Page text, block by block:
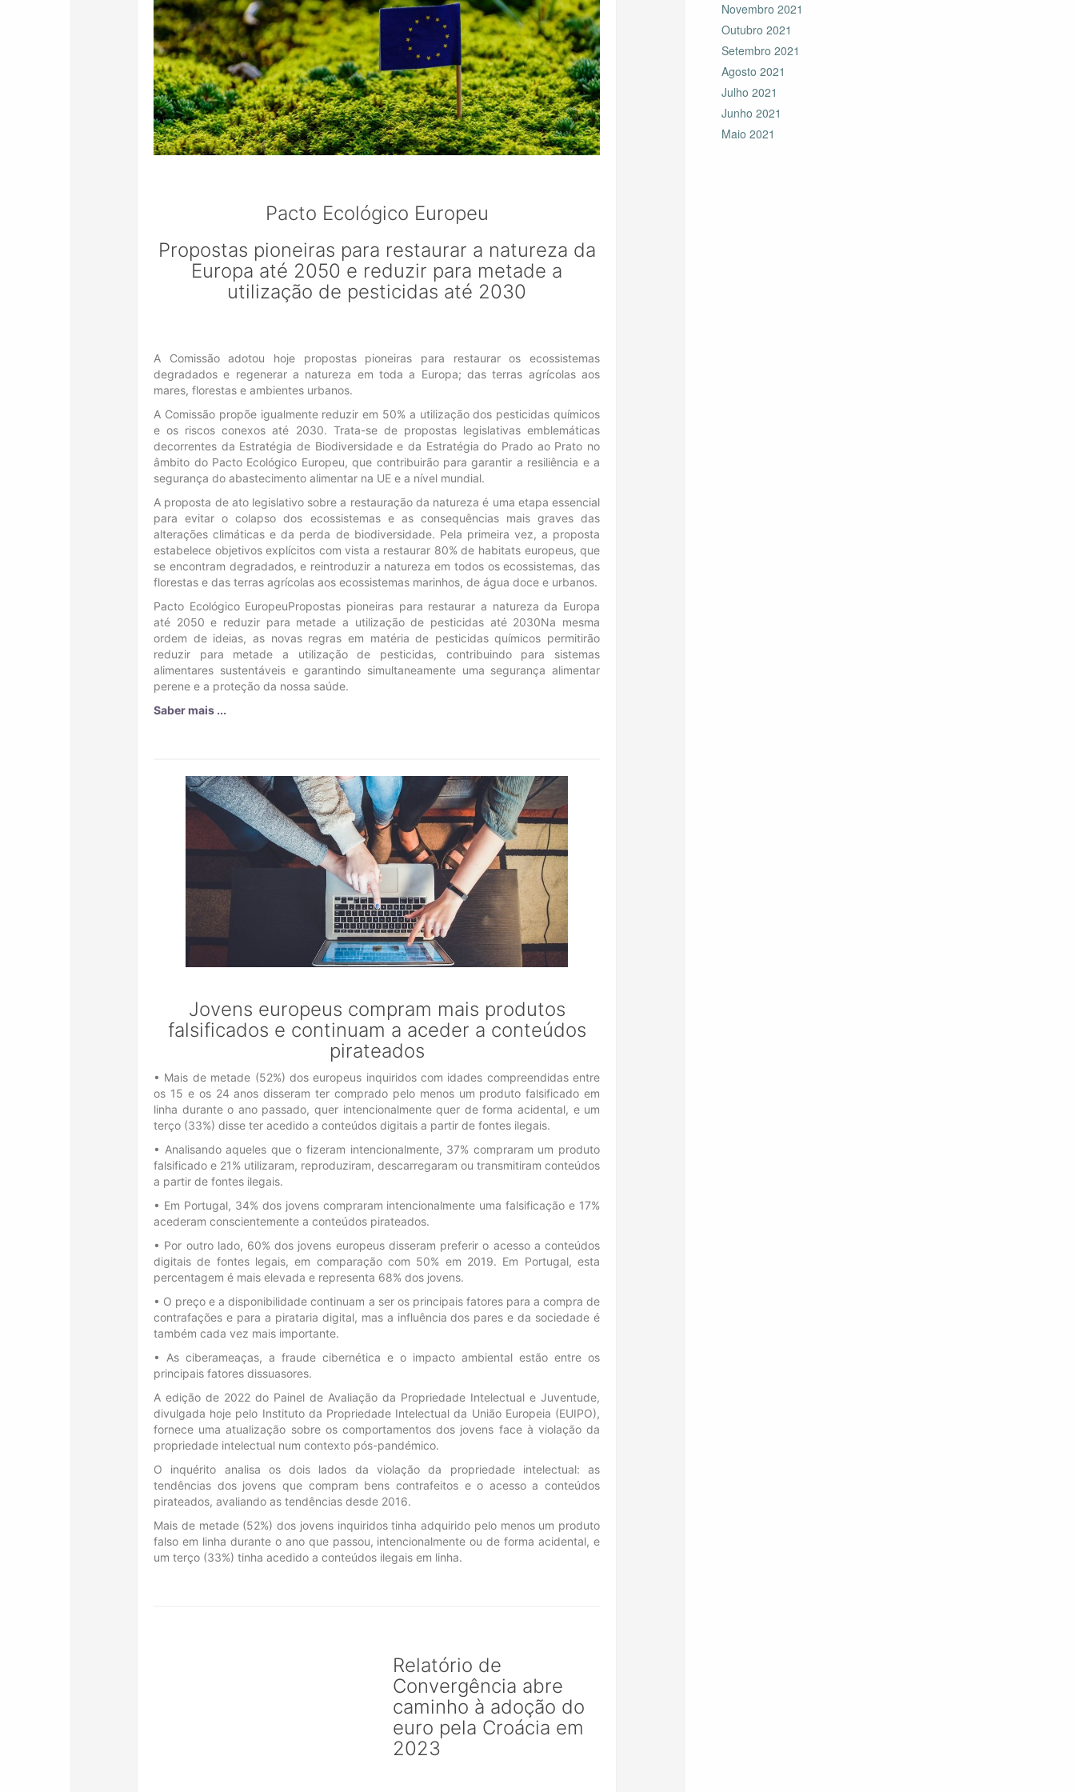
Pacto Ecológico Europeu
Propostas pioneiras para restaurar a natureza da
Europa até 2050 e reduzir para metade a
utilização de pesticidas até 2030
A Comissão adotou hoje propostas pioneiras para restaurar os ecossistemas
degradados e regenerar a natureza em toda a Europa; das terras agrícolas aos
mares, florestas e ambientes urbanos.
A Comissão propõe igualmente reduzir em 50% a utilização dos pesticidas químicos
e os riscos conexos até 2030. Trata-se de propostas legislativas emblemáticas
decorrentes da Estratégia de Biodiversidade e da Estratégia do Prado ao Prato no
âmbito do Pacto Ecológico Europeu, que contribuirão para garantir a resiliência e a
segurança do abastecimento alimentar na UE e a nível mundial.
A proposta de ato legislativo sobre a restauração da natureza é uma etapa essencial
para evitar o colapso dos ecossistemas e as consequências mais graves das
alterações climáticas e da perda de biodiversidade. Pela primeira vez, a proposta
estabelece objetivos explícitos com vista a restaurar 80% de habitats europeus, que
se encontram degradados, e reintroduzir a natureza em todos os ecossistemas, das
florestas e das terras agrícolas aos ecossistemas marinhos, de água doce e urbanos.
Pacto Ecológico EuropeuPropostas pioneiras para restaurar a natureza da Europa
até 2050 e reduzir para metade a utilização de pesticidas até 2030Na mesma
ordem de ideias, as novas regras em matéria de pesticidas químicos permitirão
reduzir para metade a utilização de pesticidas, contribuindo para sistemas
alimentares sustentáveis e garantindo simultaneamente uma segurança alimentar
perene e a proteção da nossa saúde.
Saber mais ...
Jovens europeus compram mais produtos
falsificados e continuam a aceder a conteúdos
pirateados
• Mais de metade (52%) dos europeus inquiridos com idades compreendidas entre
os 15 e os 24 anos disseram ter comprado pelo menos um produto falsificado em
linha durante o ano passado, quer intencionalmente quer de forma acidental, e um
terço (33%) disse ter acedido a conteúdos digitais a partir de fontes ilegais.
• Analisando aqueles que o fizeram intencionalmente, 37% compraram um produto
falsificado e 21% utilizaram, reproduziram, descarregaram ou transmitiram conteúdos
a partir de fontes ilegais.
• Em Portugal, 34% dos jovens compraram intencionalmente uma falsificação e 17%
acederam conscientemente a conteúdos pirateados.
• Por outro lado, 60% dos jovens europeus disseram preferir o acesso a conteúdos
digitais de fontes legais, em comparação com 50% em 2019. Em Portugal, esta
percentagem é mais elevada e representa 68% dos jovens.
• O preço e a disponibilidade continuam a ser os principais fatores para a compra de
contrafações e para a pirataria digital, mas a influência dos pares e da sociedade é
também cada vez mais importante.
• As ciberameaças, a fraude cibernética e o impacto ambiental estão entre os
principais fatores dissuasores.
A edição de 2022 do Painel de Avaliação da Propriedade Intelectual e Juventude,
divulgada hoje pelo Instituto da Propriedade Intelectual da União Europeia (EUIPO),
fornece uma atualização sobre os comportamentos dos jovens face à violação da
propriedade intelectual num contexto pós-pandémico.
O inquérito analisa os dois lados da violação da propriedade intelectual: as
tendências dos jovens que compram bens contrafeitos e o acesso a conteúdos
pirateados, avaliando as tendências desde 2016.
Mais de metade (52%) dos jovens inquiridos tinha adquirido pelo menos um produto
falso em linha durante o ano que passou, intencionalmente ou de forma acidental, e
um terço (33%) tinha acedido a conteúdos ilegais em linha.
Relatório de
Convergência abre
caminho à adoção do
euro pela Croácia em
2023
Novembro 2021
Outubro 2021
Setembro 2021
Agosto 2021
Julho 2021
Junho 2021
Maio 2021